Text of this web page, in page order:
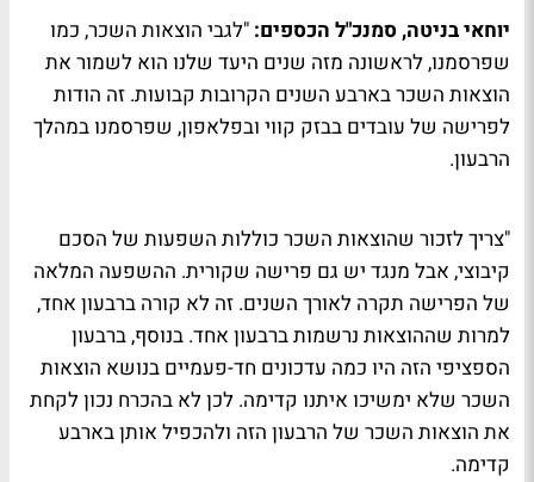
יוחאי בניטה, סמנכ"ל הכספים: "לגבי הוצאות השכר, כמו
שפרסמנו, לראשונה מזה שנים היעד שלנו הוא לשמור את
הוצאות השכר בארבע השנים הקרובות קבועות. זה הודות
לפרישה של עובדים בבזק קווי ובפלאפון, שפרסמנו במהלך
הרבעון.
"צריך לזכור שהוצאות השכר כוללות השפעות של הסכם
קיבוצי, אבל מנגד יש גם פרישה שקורית. ההשפעה המלאה
של הפרישה תקרה לאורך השנים. זה לא קורה ברבעון אחד,
למרות שההוצאות נרשמות ברבעון אחד. בנוסף, ברבעון
הספציפי הזה היו כמה עדכונים חד-פעמיים בנושא הוצאות
השכר שלא ימשיכו איתנו קדימה. לכן לא בהכרח נכון לקחת
את הוצאות השכר של הרבעון הזה ולהכפיל אותן בארבע
קדימה.